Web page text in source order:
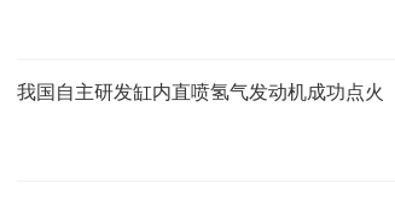
我国自主研发缸内直喷氢气发动机成功点火